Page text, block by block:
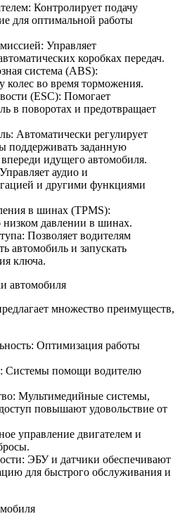
Контролирует подачу
для оптимальной работы
Управляет
коробках передач.
система (ABS):
колес во время торможения.
(ESC): Помогает
в поворотах и предотвращает
Автоматически регулирует
поддерживать заданную
идущего автомобиля.
аудио и
и другими функциями
в шинах (TPMS):
низком давлении в шинах.
Позволяет водителям
автомобиль и запускать
ключа.
автомобиля
множество преимуществ,
Оптимизация работы
Системы помощи водителю
Мультимедийные системы,
повышают удовольствие от
управление двигателем и
ЭБУ и датчики обеспечивают
для быстрого обслуживания и